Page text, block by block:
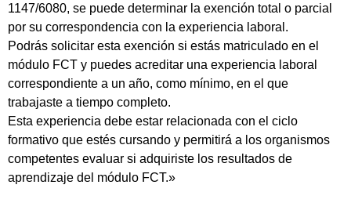
1147/6080, se puede determinar la exención total o parcial
por su correspondencia con la experiencia laboral.
Podrás solicitar esta exención si estás matriculado en el
módulo FCT y puedes acreditar una experiencia laboral
correspondiente a un año, como mínimo, en el que
trabajaste a tiempo completo.
Esta experiencia debe estar relacionada con el ciclo
formativo que estés cursando y permitirá a los organismos
competentes evaluar si adquiriste los resultados de
aprendizaje del módulo FCT.»